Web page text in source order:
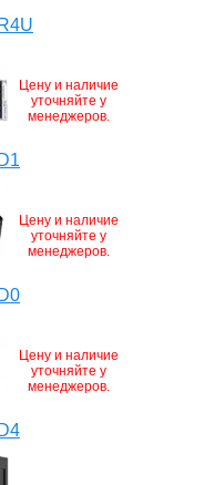
Цену и наличие
уточняйте у
менеджеров.
Цену и наличие
уточняйте у
менеджеров.
Цену и наличие
уточняйте у
менеджеров.